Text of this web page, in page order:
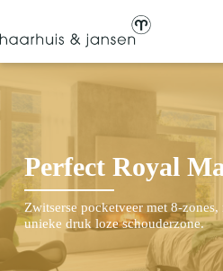
de
Perfect Royal
Zwitserse pocketveer met 8-
unieke druk loze schouderzone.